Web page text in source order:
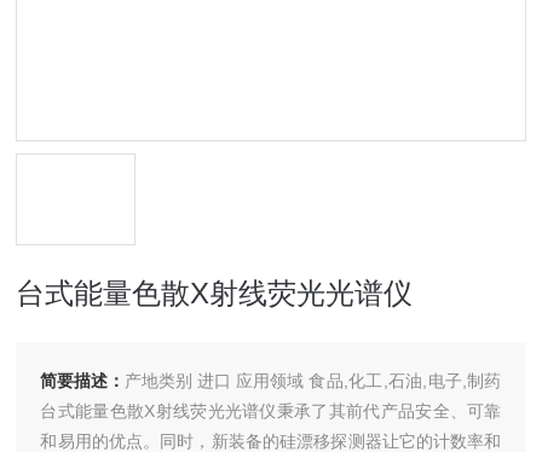
台式能量色散X射线荧光光谱仪
简要描述： 产地类别 进口 应用领域 食品,化工,石油,电子,制药
台式能量色散X射线荧光光谱仪秉承了其前代产品安全、可靠
和易用的优点。同时，新装备的硅漂移探测器让它的计数率和